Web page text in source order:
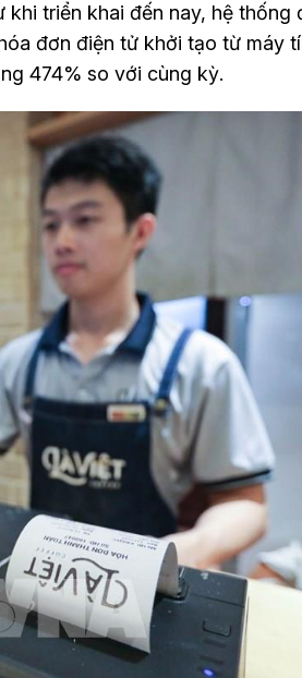
triển khai đến nay, hệ thống
đơn điện tử khởi tạo từ máy
474% so với cùng kỳ.